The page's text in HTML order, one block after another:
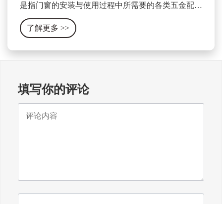
是指门窗的安装与使用过程中所需要的各类五金配件
及相关设备的集合体。它包含了门窗的开关、锁具、
合页、滑轨、拉手、密封条等各种零部件。
了解更多 >>
填写你的评论